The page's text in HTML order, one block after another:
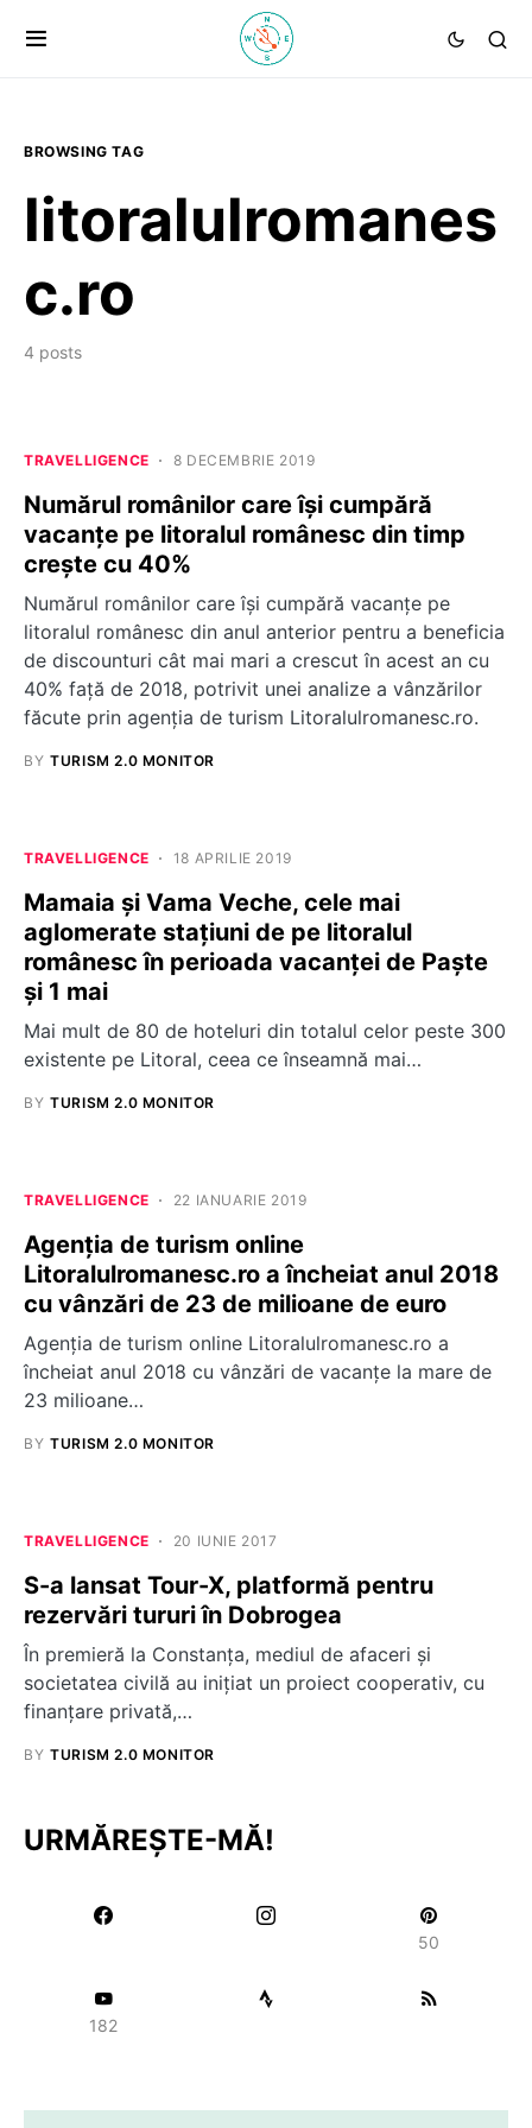
BROWSING TAG
litoralulromanes
c.ro
4 posts
TRAVELLIGENCE 8 DECEMBRIE 2019
Numărul românilor care își cumpără
vacanțe pe litoralul românesc din timp
crește cu 40%
Numărul românilor care își cumpără vacanțe pe
litoralul românesc din anul anterior pentru a beneficia
de discounturi cât mai mari a crescut în acest an cu
40% față de 2018, potrivit unei analize a vânzărilor
făcute prin agenția de turism Litoralulromanesc.ro.
BY TURISM 2.0 MONITOR
TRAVELLIGENCE 18 APRILIE 2019
Mamaia și Vama Veche, cele mai
aglomerate stațiuni de pe litoralul
românesc în perioada vacanței de Paște
și 1 mai
Mai mult de 80 de hoteluri din totalul celor peste 300
existente pe Litoral, ceea ce înseamnă mai…
BY TURISM 2.0 MONITOR
TRAVELLIGENCE 22 IANUARIE 2019
Agenţia de turism online
Litoralulromanesc.ro a încheiat anul 2018
cu vânzări de 23 de milioane de euro
Agenţia de turism online Litoralulromanesc.ro a
încheiat anul 2018 cu vânzări de vacanţe la mare de
23 milioane…
BY TURISM 2.0 MONITOR
TRAVELLIGENCE 20 IUNIE 2017
S-a lansat Tour-X, platformă pentru
rezervări tururi în Dobrogea
În premieră la Constanța, mediul de afaceri și
societatea civilă au inițiat un proiect cooperativ, cu
finanțare privată,…
BY TURISM 2.0 MONITOR
URMĂREȘTE-MĂ!
50
182